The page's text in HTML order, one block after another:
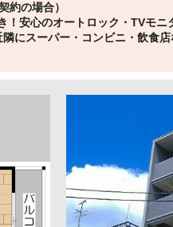
約の場合）
安心のオートロック・TVモニ
にスーパー・コンビニ・飲食